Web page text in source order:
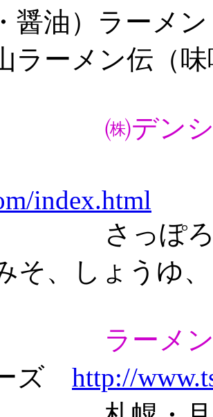
醤油）ラーメ
ラーメン伝（
㈱デン
index.html
ろ孝四郎
そ、しょうゆ
ラーメ
ズ http://